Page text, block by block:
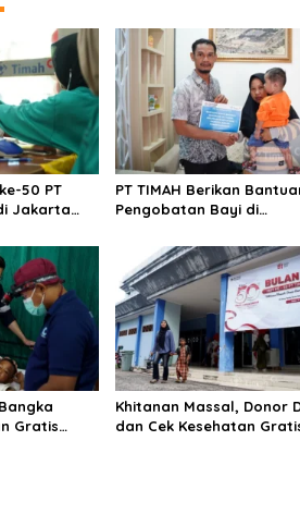
50 PT
Jakarta
Kesehatan
PT TIMAH Berikan
Pengobatan Bayi di
Gratis
Khitanan Massal, Donor
dan Cek Kesehatan